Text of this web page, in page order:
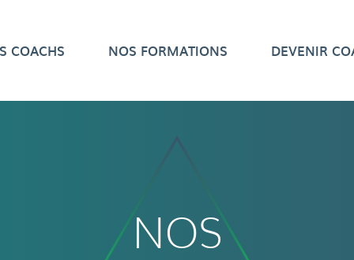
COACHS NOS FORMATIONS DEVENIR
NOS